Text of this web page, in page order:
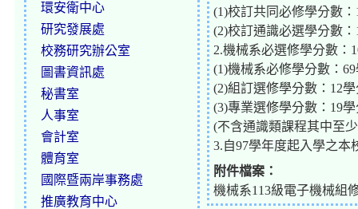
環安衛中心
研究發展處
校務研究辦公室
圖書資訊處
秘書室
人事室
會計室
體育室
國際暨兩岸事務處
推廣教育中心
(1)校訂共同必修學分數：
(2)校訂通識必選學分數：
2.機械系必選修學分數：
(1)機械系必修學分數：
(2)組訂選修學分數：12
(3)專業選修學分數：19
(不含通識類課程其中至
3.自97學年度起入學之本
附件檔案：
機械系113級電子機械組